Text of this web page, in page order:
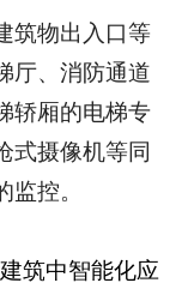
物出入口等
厅、消防通道
轿厢的电梯专
式摄像机等同
控。
筑中智能化应